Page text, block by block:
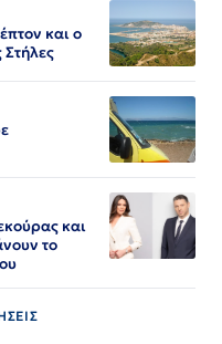
και ο
Στήλες
και
το